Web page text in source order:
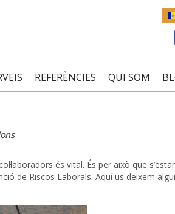
REFERÈNCIES QUI SOM
és vital. És per això que
de Riscos Laborals. Aquí us deixem